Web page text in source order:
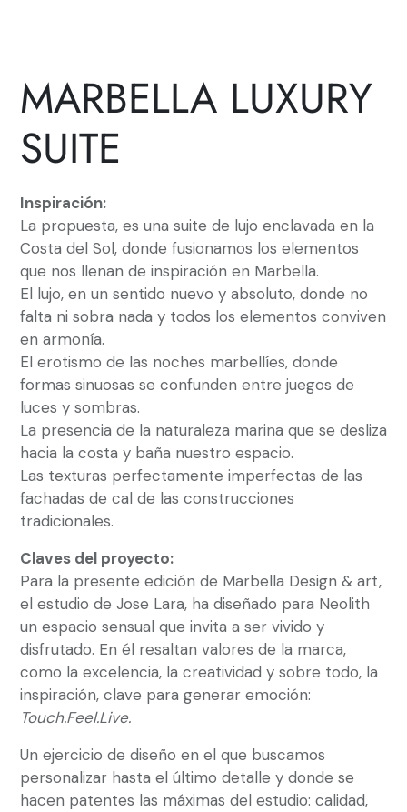
MARBELLA LUXURY
SUITE
Inspiración:
La propuesta, es una suite de lujo enclavada en la
Costa del Sol, donde fusionamos los elementos
que nos llenan de inspiración en Marbella.
El lujo, en un sentido nuevo y absoluto, donde no
falta ni sobra nada y todos los elementos conviven
en armonía.
El erotismo de las noches marbellíes, donde
formas sinuosas se confunden entre juegos de
luces y sombras.
La presencia de la naturaleza marina que se desliza
hacia la costa y baña nuestro espacio.
Las texturas perfectamente imperfectas de las
fachadas de cal de las construcciones
tradicionales.
Claves del proyecto:
Para la presente edición de Marbella Design & art,
el estudio de Jose Lara, ha diseñado para Neolith
un espacio sensual que invita a ser vivido y
disfrutado. En él resaltan valores de la marca,
como la excelencia, la creatividad y sobre todo, la
inspiración, clave para generar emoción:
Touch.Feel.Live.
Un ejercicio de diseño en el que buscamos
personalizar hasta el último detalle y donde se
hacen patentes las máximas del estudio: calidad,